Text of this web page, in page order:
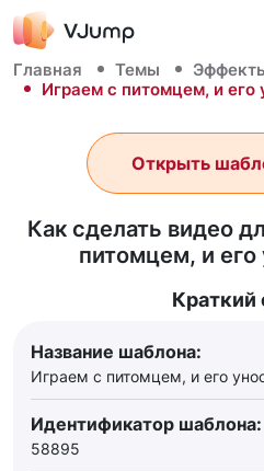
Главная Темы
Играем с питомцем, и его
Как сделать видео
питомцем, и его
Открыть
Краткий
Название шаблона:
Играем с питомцем, и его
Идентификатор шаблона:
58895